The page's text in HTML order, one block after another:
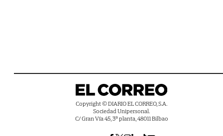
Copyright © DIARIO EL CORREO, S.A.
Sociedad Unipersonal.
C/ Gran Vía 45, 3ª planta, 48011 Bilbao